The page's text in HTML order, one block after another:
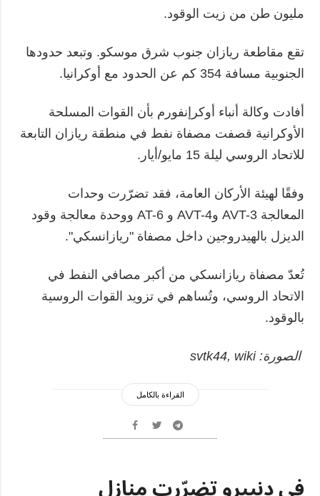
مليون طن من زيت الوقود.
تقع مقاطعة ريازان جنوب شرق موسكو. وتبعد حدودها
الجنوبية مسافة 354 كم عن الحدود مع أوكرانيا.
أفادت وكالة أنباء أوكرإنفورم بأن القوات المسلحة
الأوكرانية قصفت مصفاة نفط في منطقة ريازان التابعة
للاتحاد الروسي ليلة 15 مايو/أيار.
وفقًا لهيئة الأركان العامة، فقد تضرّرت وحدات
المعالجة AVT-3 وAVT-4 و AT-6 ووحدة معالجة وقود
الديزل بالهيدروجين داخل مصفاة "ريازانسكي".
تُعدّ مصفاة ريازانسكي من أكبر مصافي النفط في
الاتحاد الروسي، وتُساهم في تزويد القوات الروسية
بالوقود.
الصورة: svtk44, wiki
القراءة بالكامل
في دنيبرو تضرّرت منازل